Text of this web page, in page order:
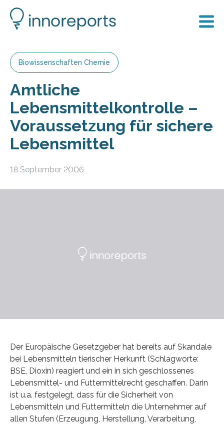
Biowissenschaften Chemie
Amtliche
Lebensmittelkontrolle –
Voraussetzung für sichere
Lebensmittel
18 September 2006
Der Europäische Gesetzgeber hat bereits auf Skandale
bei Lebensmitteln tierischer Herkunft (Schlagworte:
BSE, Dioxin) reagiert und ein in sich geschlossenes
Lebensmittel- und Futtermittelrecht geschaffen. Darin
ist u.a. festgelegt, dass für die Sicherheit von
Lebensmitteln und Futtermitteln die Unternehmer auf
allen Stufen (Erzeugung, Herstellung, Verarbeitung,